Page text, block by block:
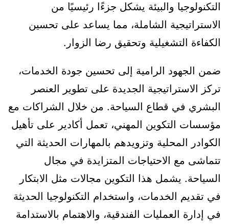
التكنولوجيا والبيئة يشكل جزءًا رئيسيًا من
الاستراتيجية الشاملة، مما يساعد على تحسين
الكفاءة التشغيلية وتحقيق رضا الزوار.
ضمن الجهود الرامية إلى تحسين جودة الخدمات،
تركز الاستراتيجية الجديدة على تطوير العنصر
البشري في قطاع السياحة. من خلال الشراكات مع
مؤسسات التكوين المهني، تعمل أكادير على تأهيل
الكوادر المحلية وتزويدهم بالمهارات الحديثة التي
تتماشى مع الاحتياجات المتزايدة في مجال
السياحة. يشمل هذا التكوين مجالات مثل الابتكار
في تقديم الخدمات، واستخدام التكنولوجيا الحديثة
في إدارة العمليات الفندقية، والاهتمام بالاستدامة